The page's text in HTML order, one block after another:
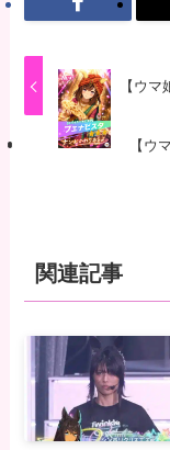
【ウ
【ウ
関連記事